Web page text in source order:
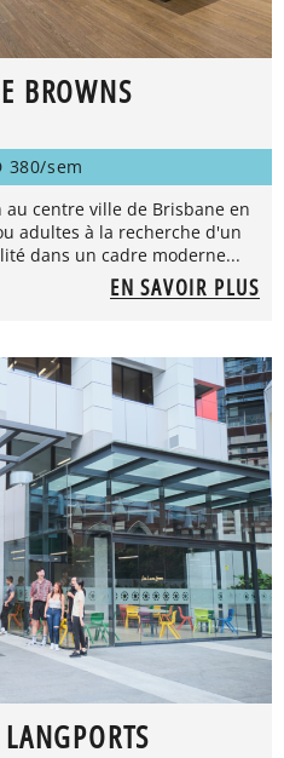
BROWNS
380/sem
centre ville de Brisbane en
adultes à la recherche d'un
dans un cadre moderne...
EN SAVOIR PLUS